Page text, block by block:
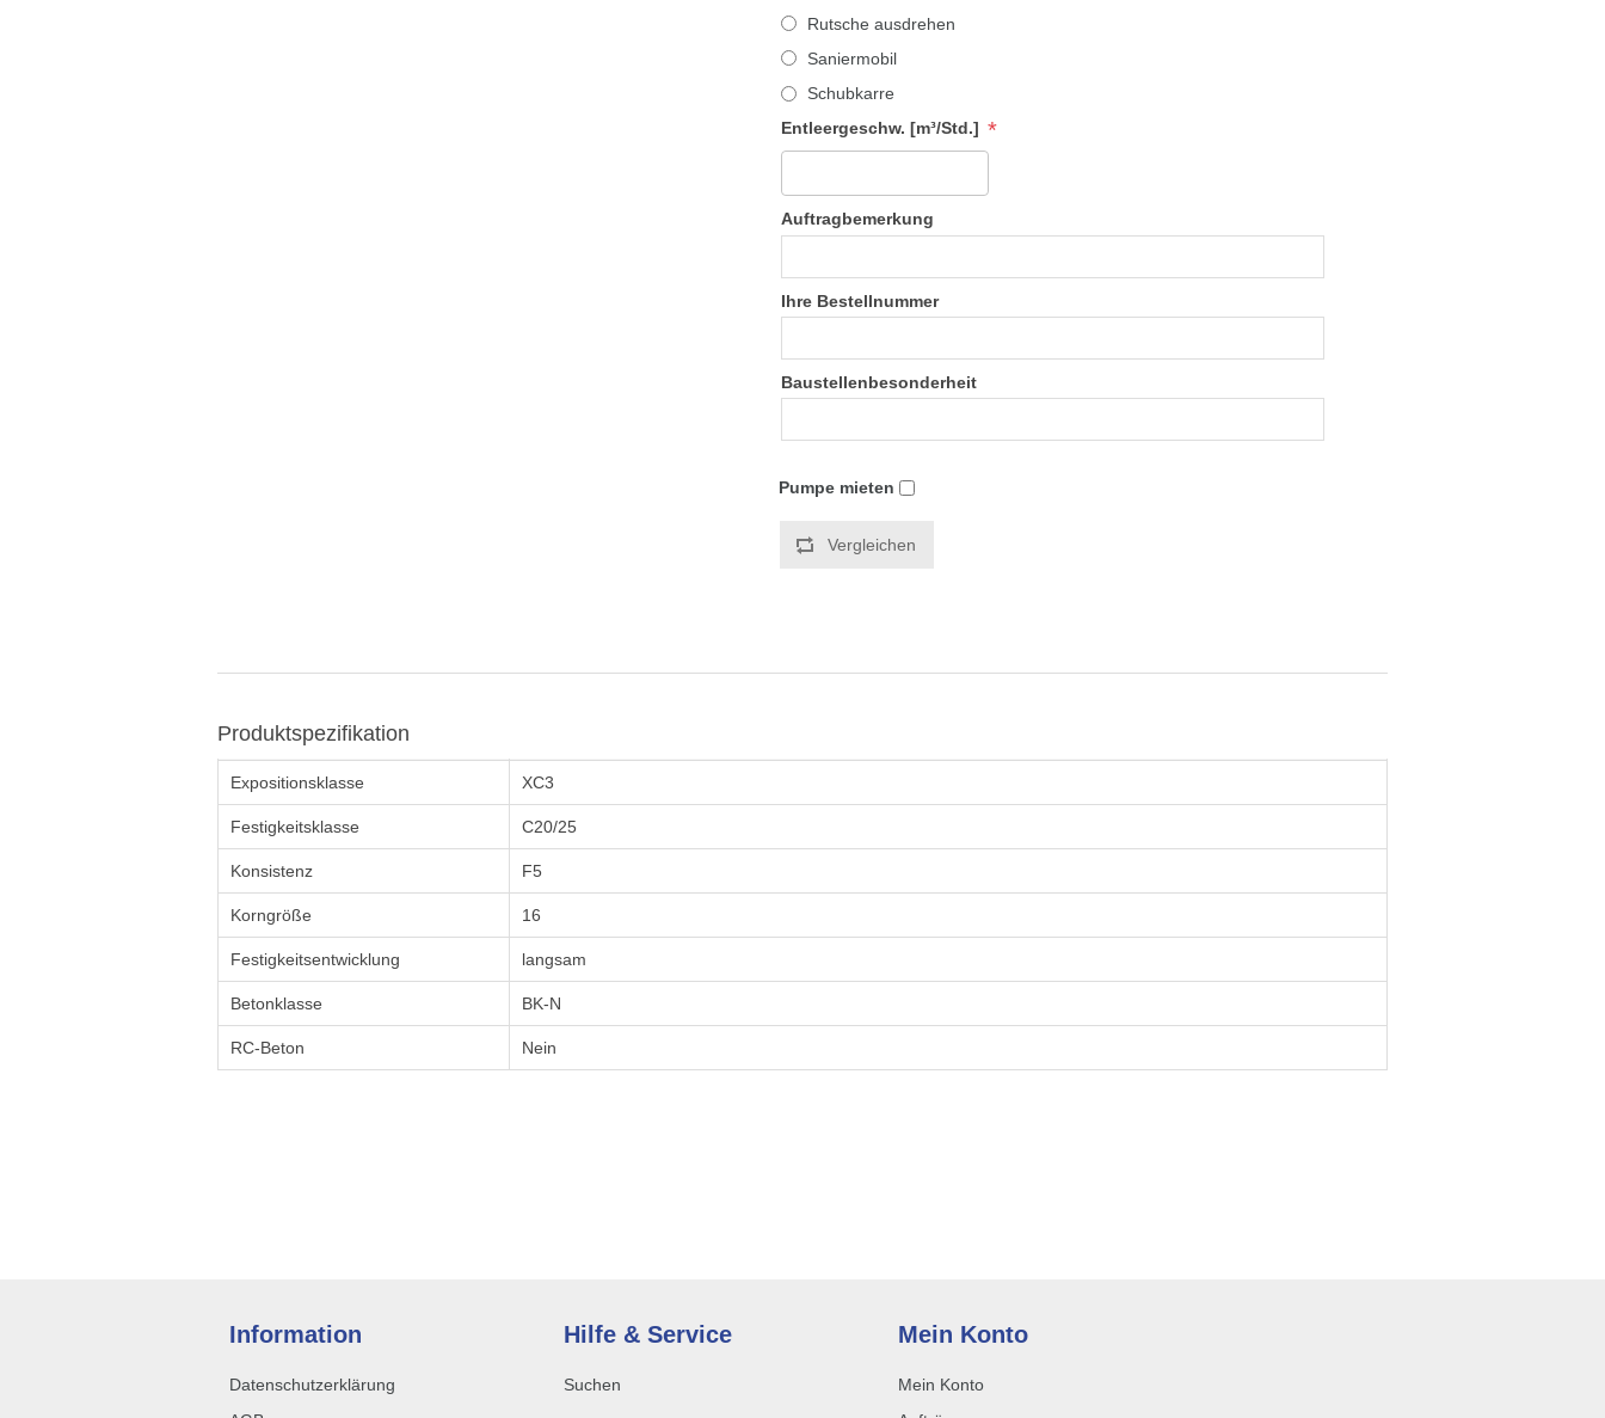
Rutsche ausdrehen
Saniermobil
Schubkarre
Entleergeschw. [m³/Std.] *
Auftragbemerkung
Ihre Bestellnummer
Baustellenbesonderheit
Pumpe mieten
Vergleichen
Produktspezifikation
Expositionsklasse XC3
Festigkeitsklasse C20/25
Konsistenz F5
Korngröße 16
Festigkeitsentwicklung langsam
Betonklasse BK-N
RC-Beton Nein
Information
Datenschutzerklärung
Hilfe & Service
Suchen
Mein Konto
Mein Konto